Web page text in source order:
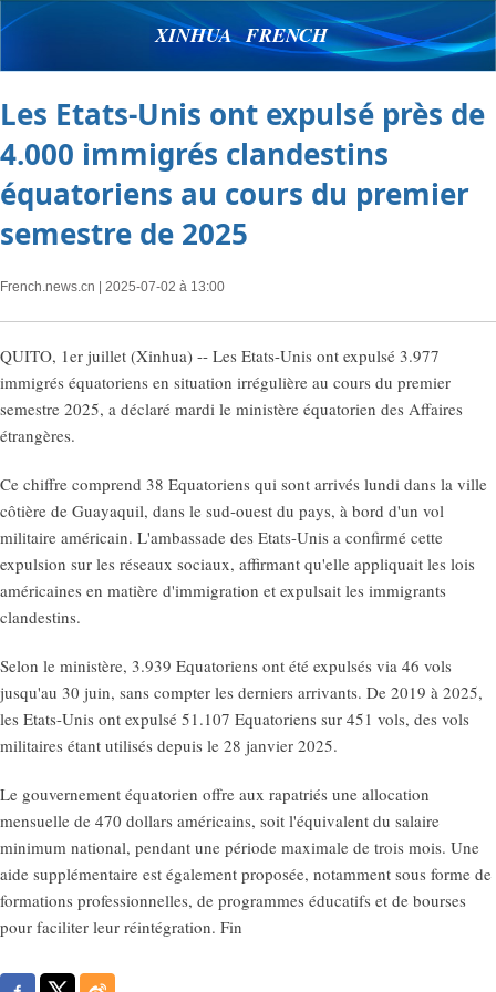
XINHUA FRENCH
Les Etats-Unis ont expulsé près de
4.000 immigrés clandestins
équatoriens au cours du premier
semestre de 2025
French.news.cn | 2025-07-02 à 13:00
QUITO, 1er juillet (Xinhua) -- Les Etats-Unis ont expulsé 3.977
immigrés équatoriens en situation irrégulière au cours du premier
semestre 2025, a déclaré mardi le ministère équatorien des Affaires
étrangères.
Ce chiffre comprend 38 Equatoriens qui sont arrivés lundi dans la ville
côtière de Guayaquil, dans le sud-ouest du pays, à bord d'un vol
militaire américain. L'ambassade des Etats-Unis a confirmé cette
expulsion sur les réseaux sociaux, affirmant qu'elle appliquait les lois
américaines en matière d'immigration et expulsait les immigrants
clandestins.
Selon le ministère, 3.939 Equatoriens ont été expulsés via 46 vols
jusqu'au 30 juin, sans compter les derniers arrivants. De 2019 à 2025,
les Etats-Unis ont expulsé 51.107 Equatoriens sur 451 vols, des vols
militaires étant utilisés depuis le 28 janvier 2025.
Le gouvernement équatorien offre aux rapatriés une allocation
mensuelle de 470 dollars américains, soit l'équivalent du salaire
minimum national, pendant une période maximale de trois mois. Une
aide supplémentaire est également proposée, notamment sous forme de
formations professionnelles, de programmes éducatifs et de bourses
pour faciliter leur réintégration. Fin